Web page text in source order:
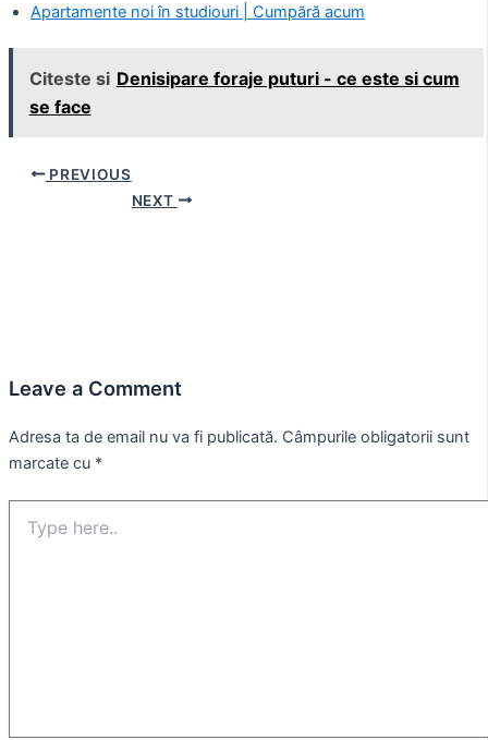
Apartamente noi în studiouri | Cumpără acum
Citeste si Denisipare foraje puturi - ce este si cum
se face
Post PREVIOUS
NEXT
Leave a Comment
Adresa ta de email nu va fi publicată. Câmpurile obligatorii sunt
marcate cu *
here..